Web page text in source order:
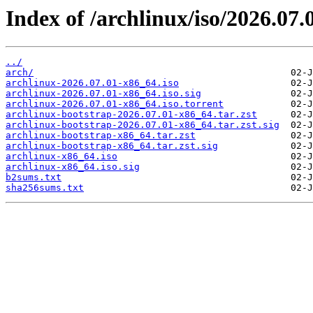
Index of /archlinux/iso/
../
arch/
archlinux-2026.07.01-x86_64.iso
archlinux-2026.07.01-x86_64.iso.sig
archlinux-2026.07.01-x86_64.iso.torrent
archlinux-bootstrap-2026.07.01-x86_64.tar.zst
archlinux-bootstrap-2026.07.01-x86_64.tar.zst.sig
archlinux-bootstrap-x86_64.tar.zst
archlinux-bootstrap-x86_64.tar.zst.sig
archlinux-x86_64.iso
archlinux-x86_64.iso.sig
b2sums.txt
sha256sums.txt